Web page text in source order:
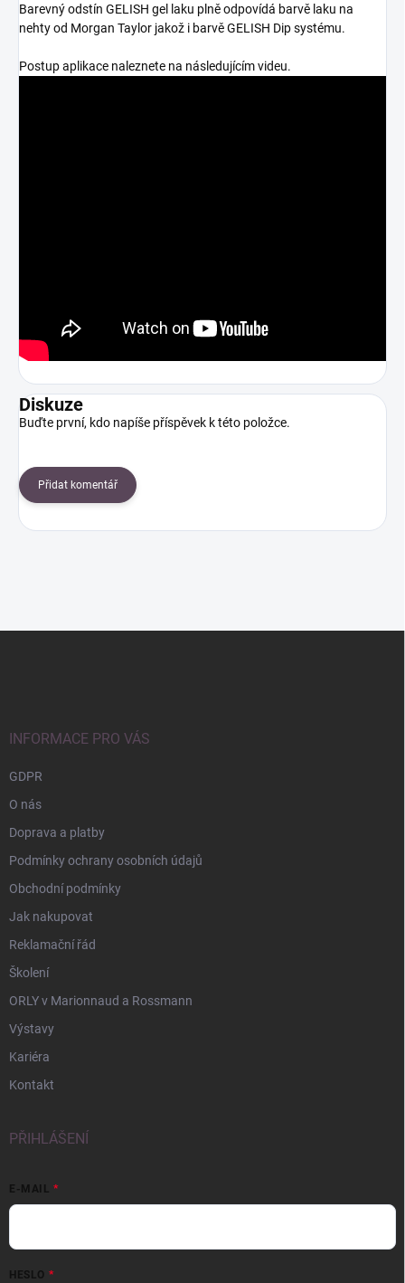
Barevný odstín GELISH gel laku plně odpovídá barvě laku na
nehty od Morgan Taylor jakož i barvě GELISH Dip systému.
Postup aplikace naleznete na následujícím videu.
Diskuze
Buďte první, kdo napíše příspěvek k této položce.
Přidat komentář
INFORMACE PRO VÁS
GDPR
O nás
Doprava a platby
Podmínky ochrany osobních údajů
Obchodní podmínky
Jak nakupovat
Reklamační řád
Školení
ORLY v Marionnaud a Rossmann
Výstavy
Kariéra
Kontakt
PŘIHLÁŠENÍ
E-MAIL
HESLO